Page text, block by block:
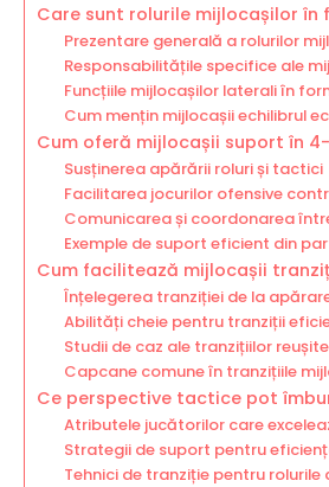
Care sunt rolurile mijlocașilor în
Prezentare generală a rolurilor
Responsabilitățile specifice ale
Funcțiile mijlocașilor laterali în
Cum mențin mijlocașii echilibrul
Cum oferă mijlocașii suport în
Susținerea apărării roluri și tactici
Facilitarea jocurilor ofensive
Comunicarea și coordonarea
Exemple de suport eficient din
Cum facilitează mijlocașii
Înțelegerea tranziției de la
Abilități cheie pentru tranziții
Studii de caz ale tranzițiilor
Capcane comune în tranzițiile
Ce perspective tactice pot
Atributele jucătorilor care
Strategii de suport pentru
Tehnici de tranziție pentru rolurile